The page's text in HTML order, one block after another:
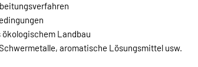
ökologischem Landbau
aromatische Lösungsmittel usw.